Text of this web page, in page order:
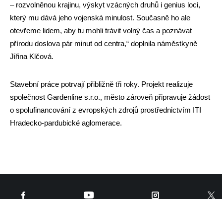
– rozvolněnou krajinu, výskyt vzácných druhů i genius loci,
který mu dává jeho vojenská minulost. Současně ho ale
otevřeme lidem, aby tu mohli trávit volný čas a poznávat
přírodu doslova pár minut od centra,“ doplnila náměstkyně
Jiřina Klčová.
Stavební práce potrvají přibližně tři roky. Projekt realizuje
společnost Gardenline s.r.o., město zároveň připravuje žádost
o spolufinancování z evropských zdrojů prostřednictvím ITI
Hradecko-pardubické aglomerace.